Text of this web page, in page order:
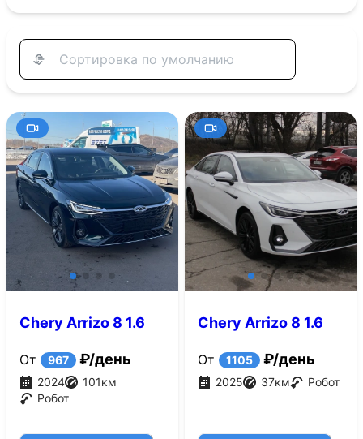
Chery Arrizo 8 1.6
От 967 ₽/день
2024 101км
Робот
Chery Arrizo 8 1.6
От 1105 ₽/день
2025 37км Робот